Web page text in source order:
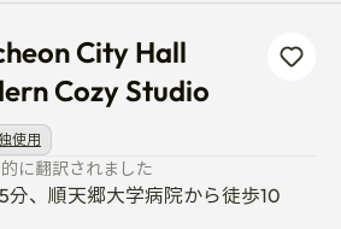
City Hall
Cozy Studio
使用
に翻訳されました
分、順天郷大学病院から徒歩10